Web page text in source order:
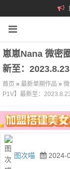
崽崽nana 微密
新至：2023.8.23
首页 » 最新单期作品 »
P1V】最新至：
图次喵 2024-